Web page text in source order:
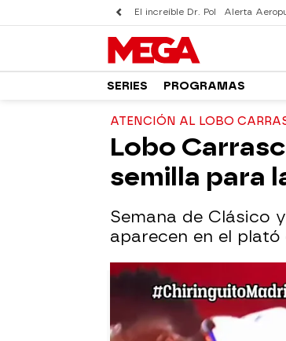
El increíble Dr. Pol Alerta
SERIES PROGRAMAS
ATENCIÓN AL LOBO
Lobo
semilla para
Semana de Clásico
aparecen en el plató